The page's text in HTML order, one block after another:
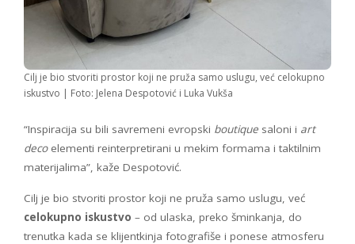
Cilj je bio stvoriti prostor koji ne pruža samo uslugu, već celokupno
iskustvo | Foto: Jelena Despotović i Luka Vukša
“Inspiracija su bili savremeni evropski boutique saloni i art
decoelementi reinterpretirani u mekim formama i taktilnim
materijalima”, kaže Despotović.
Cilj je bio stvoriti prostor koji ne pruža samo uslugu, već
celokupno iskustvo – od ulaska, preko šminkanja, do
trenutka kada se klijentkinja fotografiše i ponese atmosferu